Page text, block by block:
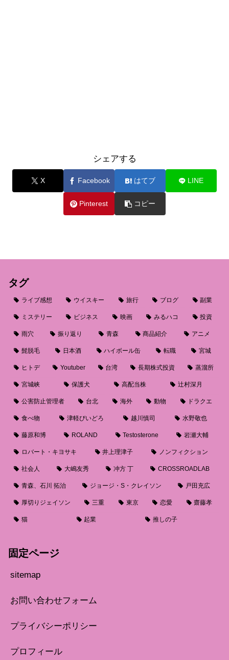
シェアする
X Facebook はてブ LINE
Pinterest コピー
タグ
ライブ感想 ウイスキー 旅行 ブログ 副業
ミステリー ビジネス 映画 みるハコ 投資
雨穴 振り返り 青森 商品紹介 アニメ
髭脱毛 日本酒 ハイボール缶 転職 宮城
ヒトデ Youtuber 台湾 長期株式投資 蒸溜所
宮城峡 保護犬 高配当株 辻村深月
公害防止管理者 台北 海外 動物 ドラクエ
食べ物 津軽びいどろ 越川慎司 水野敬也
藤原和博 ROLAND Testosterone 岩瀬大輔
ロバート・キヨサキ 井上理津子 ノンフィクション
社会人 大嶋友秀 冲方 丁 CROSSROADLAB
青森、石川 拓治 ジョージ・S・クレイソン 戸田充広
厚切りジェイソン 三重 東京 恋愛 齋藤孝
猫 起業 推しの子
固定ページ
sitemap
お問い合わせフォーム
プライバシーポリシー
プロフィール